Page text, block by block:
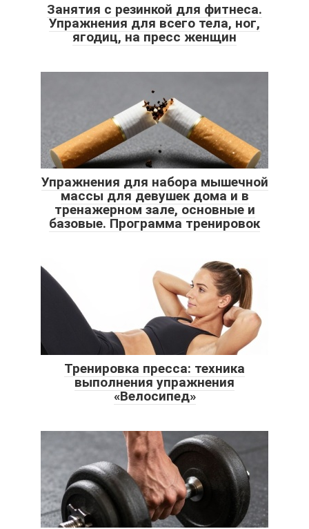
Занятия с резинкой для фитнеса.
Упражнения для всего тела, ног,
ягодиц, на пресс женщин
Упражнения для набора мышечной
массы для девушек дома и в
тренажерном зале, основные и
базовые. Программа тренировок
Тренировка пресса: техника
выполнения упражнения
«Велосипед»